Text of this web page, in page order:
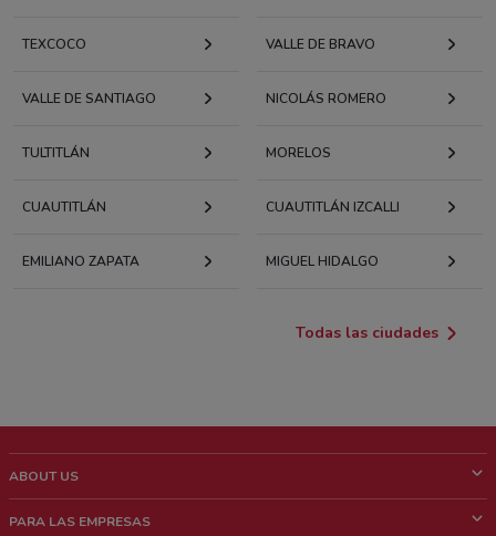
TEXCOCO VALLE DE BRAVO
VALLE DE SANTIAGO NICOLÁS ROMERO
TULTITLÁN MORELOS
CUAUTITLÁN CUAUTITLÁN IZCALLI
EMILIANO ZAPATA MIGUEL HIDALGO
Todas las ciudades
ABOUT US
PARA LAS EMPRESAS